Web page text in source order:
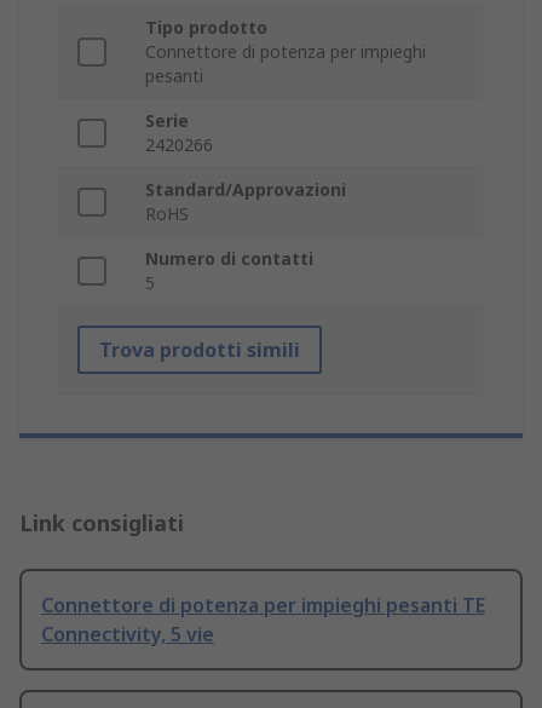
Tipo prodotto
Connettore di potenza per impieghi
pesanti
Serie
2420266
Standard/Approvazioni
RoHS
Numero di contatti
5
Trova prodotti simili
Link consigliati
Connettore di potenza per impieghi pesanti TE
Connectivity, 5 vie